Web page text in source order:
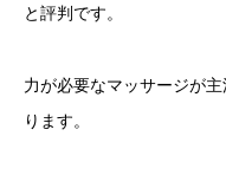
と評判です。
力が必要なマッサージが
ります。